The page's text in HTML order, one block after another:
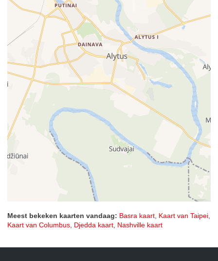
Meest bekeken kaarten vandaag: Basra kaart, Kaart van Taipei,
Kaart van Columbus, Djedda kaart, Nashville kaart